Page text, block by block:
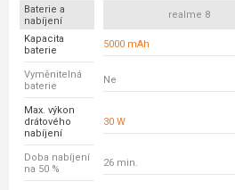
Baterie a
nabíjení
realme 8
Kapacita
baterie
5000 mAh
Vyměnitelná
baterie
Ne
Max. výkon
drátového
nabíjení
30 W
Doba nabíjení
na 50 %
26 min.